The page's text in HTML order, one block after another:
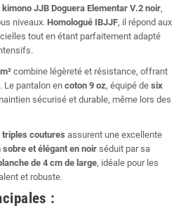
kimono JJB Doguera Elementar V.2 noir,
niveaux. Homologué IBJJF, il répond aux
tout en étant parfaitement adapté
combine légèreté et résistance, offrant
Le pantalon en coton 9 oz, équipé de six
sécurisé et durable, même lors des
triples coutures assurent une excellente
sobre et élégant en noir séduit par sa
de 4 cm de large, idéale pour les
et robuste.
: